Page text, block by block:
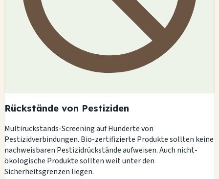
Rückstände von Pestiziden
Multirückstands-Screening auf Hunderte von
Pestizidverbindungen. Bio-zertifizierte Produkte sollten keine
nachweisbaren Pestizidrückstände aufweisen. Auch nicht-
ökologische Produkte sollten weit unter den
Sicherheitsgrenzen liegen.